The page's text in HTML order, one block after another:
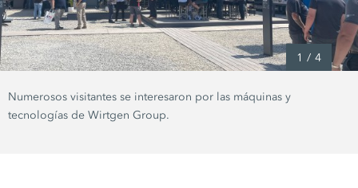
1 / 4
Numerosos visitantes se interesaron por las máquinas y
tecnologías de Wirtgen Group.